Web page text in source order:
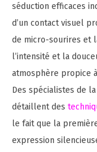
séduction efficaces
d’un contact visuel
de micro-sourires et
l’intensité et la
atmosphère propice
Des spécialistes de
détaillent des
le fait que la
expression